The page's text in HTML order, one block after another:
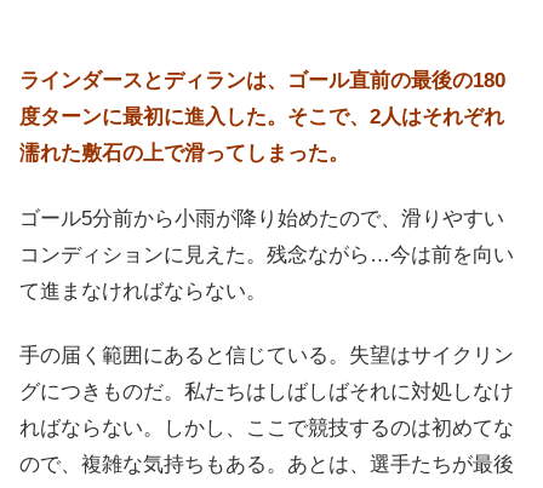
ラインダースとディランは、ゴール直前の最後の180
度ターンに最初に進入した。そこで、2人はそれぞれ
濡れた敷石の上で滑ってしまった。
ゴール5分前から小雨が降り始めたので、滑りやすい
コンディションに見えた。残念ながら…今は前を向い
て進まなければならない。
手の届く範囲にあると信じている。失望はサイクリン
グにつきものだ。私たちはしばしばそれに対処しなけ
ればならない。しかし、ここで競技するのは初めてな
ので、複雑な気持ちもある。あとは、選手たちが最後